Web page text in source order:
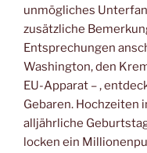
unmögliches
zusätzliche
Entsprechungen
Washington, den
EU-Apparat – ,
Gebaren. Hochzeiten
alljährliche
locken ein